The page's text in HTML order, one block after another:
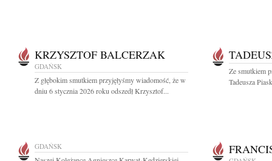
KRZYSZTOF BALCERZAK
GDAŃSK
Z głębokim smutkiem przyjęłyśmy wiadomość, że w
dniu 6 stycznia 2026 roku odszedł Krzysztof...
Ze smutkiem
Tadeusza
GDAŃSK